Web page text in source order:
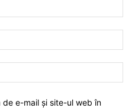
de e-mail și site-ul web în